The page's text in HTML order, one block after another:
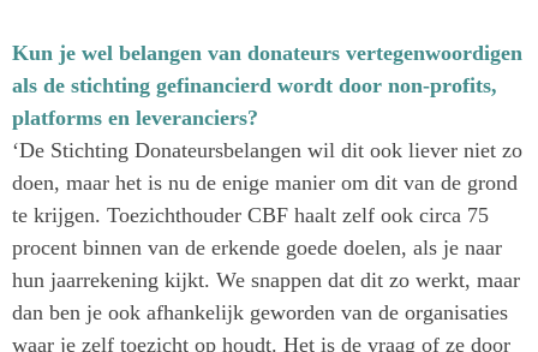
Kun je wel belangen van donateurs vertegenwoordigen
als de stichting gefinancierd wordt door non-profits,
platforms en leveranciers?
‘De Stichting Donateursbelangen wil dit ook liever niet zo
doen, maar het is nu de enige manier om dit van de grond
te krijgen. Toezichthouder CBF haalt zelf ook circa 75
procent binnen van de erkende goede doelen, als je naar
hun jaarrekening kijkt. We snappen dat dit zo werkt, maar
dan ben je ook afhankelijk geworden van de organisaties
waar je zelf toezicht op houdt. Het is de vraag of ze door